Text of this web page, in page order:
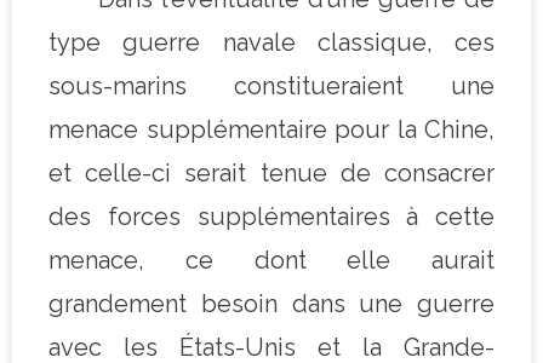
type guerre navale classique, ces
sous-marins constitueraient une
menace supplémentaire pour la Chine,
et celle-ci serait tenue de consacrer
des forces supplémentaires à cette
menace, ce dont elle aurait
grandement besoin dans une guerre
avec les États-Unis et la Grande-